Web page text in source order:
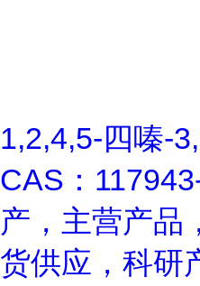
1,2,4,5-四嗪-
CAS：
产，主营产品
货供应，科研